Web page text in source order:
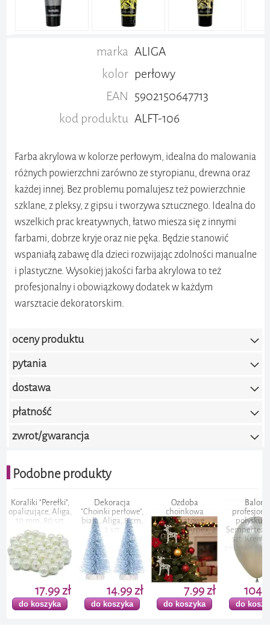
marka ALIGA
kolor perłowy
EAN 5902150647713
kod produktu ALFT-106
Farba akrylowa w kolorze perłowym, idealna do malowania
różnych powierzchni zarówno ze styropianu, drewna oraz
każdej innej. Bez problemu pomalujesz też powierzchnie
szklane, z pleksy, z gipsu i tworzywa sztucznego. Idealna do
wszelkich prac kreatywnych, łatwo miesza się z innymi
farbami, dobrze kryje oraz nie pęka. Będzie stanowić
wspaniałą zabawę dla dzieci rozwijając zdolności manualne
i plastyczne. Wysokiej jakości farba akrylowa to też
profesjonalny i obowiązkowy dodatek w każdym
warsztacie dekoratorskim.
oceny produktu
Dodaj ocenę
pytania
dostawa
płatność
zwrot/gwarancja
Podobne produkty
"Perełki",
Aliga,
80 szt
17.99 zł
Dekoracja
"Choinki perłowe",
biała, Aliga, 8 cm,
2 szt
14.99 zł
do koszyka
choinkowa
"Brokatowe
reniferki", Arpex, 2
szt
7.99 zł
do koszyka
profesjonalne,
połyskujące,
Sempertex 12", 50
szt, Kremowo-
perłowe satynowe,
104.99 zł
do koszyka